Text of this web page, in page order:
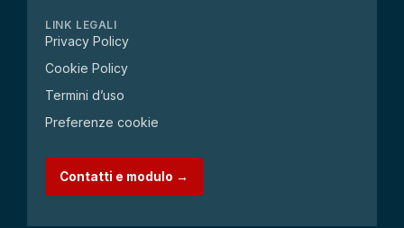
LINK LEGALI
Privacy Policy
Cookie Policy
Termini d’uso
Preferenze cookie
Contatti e modulo →